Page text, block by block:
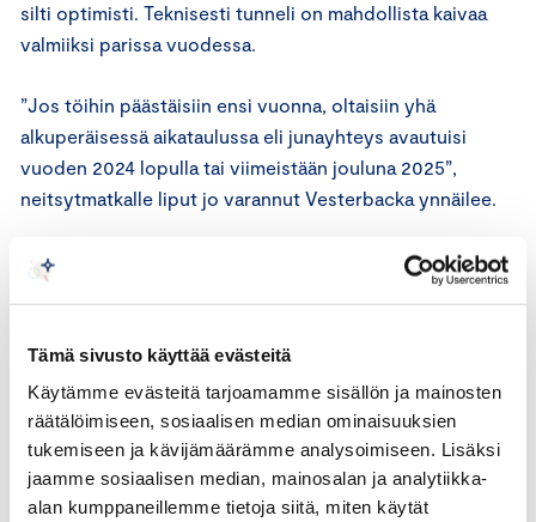
Tämä sivusto käyttää evästeitä
Käytämme evästeitä tarjoamamme sisällön ja mainosten
räätälöimiseen, sosiaalisen median ominaisuuksien
tukemiseen ja kävijämäärämme analysoimiseen. Lisäksi
jaamme sosiaalisen median, mainosalan ja analytiikka-
alan kumppaneillemme tietoja siitä, miten käytät
silti optimisti. Teknisesti tunneli on mahdollista kaivaa
valmiiksi parissa vuodessa.
”Jos töihin päästäisiin ensi vuonna, oltaisiin yhä
alkuperäisessä aikataulussa eli junayhteys avautuisi
vuoden 2024 lopulla tai viimeistään jouluna 2025”,
neitsytmatkalle liput jo varannut Vesterbacka ynnäilee.
Hankkeen tiukalle aikataululle onkin selvä syy: jokainen
viivästysvuosi tarkoittaa noin miljardin euron lovea
”Ei meillä ole kiire, mutta haluamme päästä liikkeelle ja
edetä nopeasti.”
Moni on pitänyt rakennusaikatauluja epärealistisina,
mutta Vesterbacka muistuttaa niiden perustuvan